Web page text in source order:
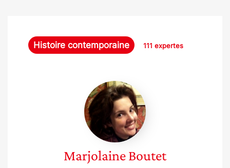
Histoire contemporaine 111 expertes
Marjolaine
Boutet
MarjolaineBoutet